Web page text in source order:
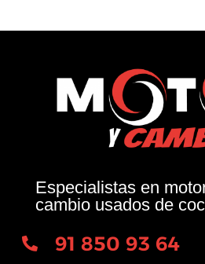
Especialistas en
cambio usados de
91 850 93 64